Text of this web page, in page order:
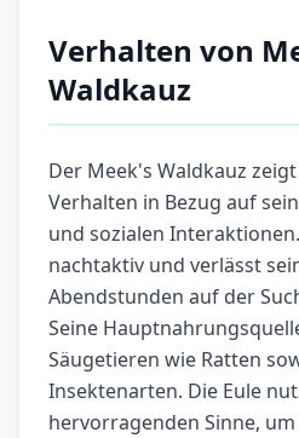
Verhalten von
Waldkauz
Der Meek's Waldkauz
Verhalten in Bezug auf
und sozialen
nachtaktiv und verlässt
Abendstunden auf der
Seine
Säugetieren wie Ratten
Insektenarten. Die Eule
hervorragenden Sinne,